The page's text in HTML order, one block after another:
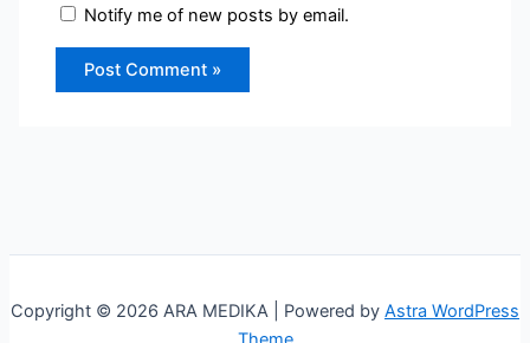
Notify me of new posts by email.
Copyright © 2026 ARA MEDIKA | Powered by Astra WordPress